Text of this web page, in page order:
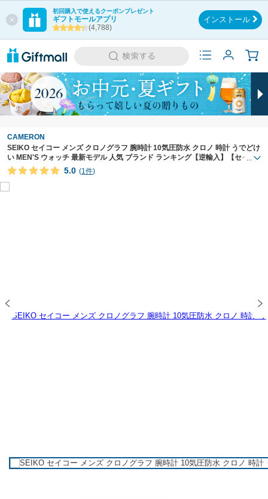
初回購入で使えるクーポンプレゼント
ギフトモールアプリ
(4,788)
インストール
CAMERON
SEIKO セイコー メンズ クロノグラフ 腕時計 10気圧防水 クロノ 時計 うでどけ
い MEN'S ウォッチ 最新モデル 人気 ブランド ランキング【逆輸入】【セイコ
ー】【SEIKO】
5.0 (1件)